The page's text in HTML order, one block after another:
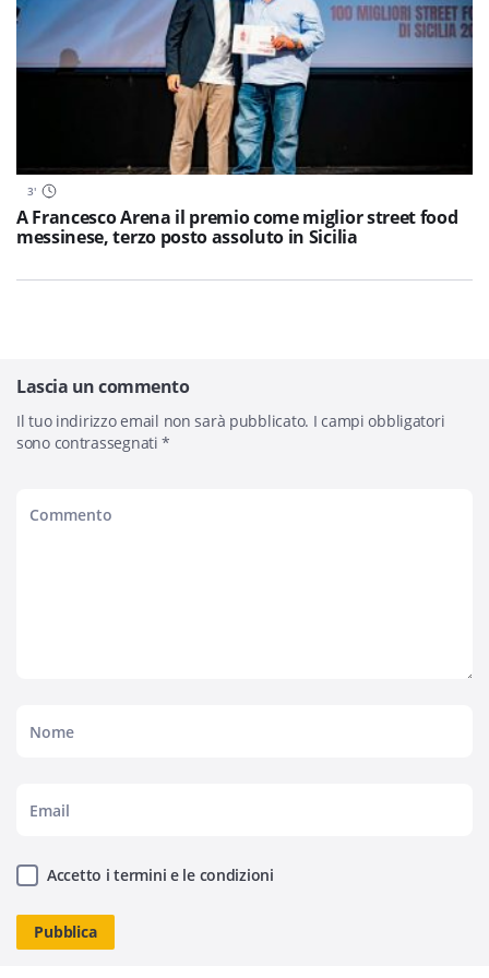
3'
A Francesco Arena il premio come miglior street food
messinese, terzo posto assoluto in Sicilia
Lascia un commento
Il tuo indirizzo email non sarà pubblicato. I campi obbligatori
sono contrassegnati*
Accetto i termini e le condizioni